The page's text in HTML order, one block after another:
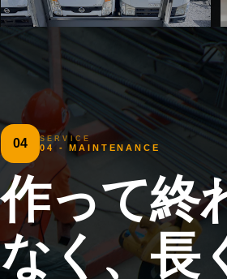
04 SERVICE
04 - MAINTENANCE
作って終
なく、長